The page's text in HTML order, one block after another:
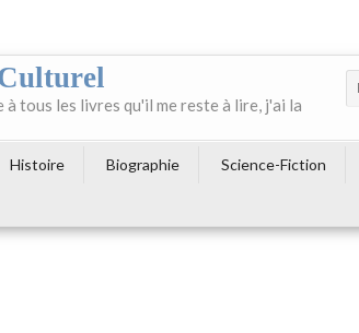
tous les livres qu'il me reste à lire, j'ai la
Histoire Biographie Science-Fiction